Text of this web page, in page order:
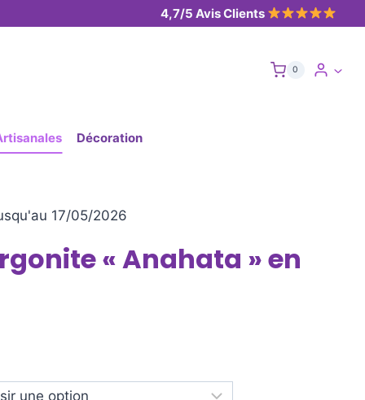
4,7/5 Avis Clients
0
Décoration
17/05/2026
« Anahata » en